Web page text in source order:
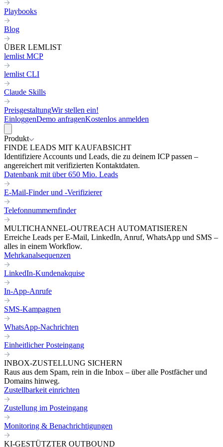
Playbooks
Blog
ÜBER LEMLIST
lemlist MCP
lemlist CLI
Claude Skills
PreisgestaltungWir stellen ein!
EinloggenDemo anfragenKostenlos anmelden
Produkt
FINDE LEADS MIT KAUFABSICHT
Identifiziere Accounts und Leads, die zu deinem ICP passen –
angereichert mit verifizierten Kontaktdaten.
Datenbank mit über 650 Mio. Leads
E-Mail-Finder und -Verifizierer
Telefonnummernfinder
MULTICHANNEL-OUTREACH AUTOMATISIEREN
Erreiche Leads per E-Mail, LinkedIn, Anruf, WhatsApp und SMS –
alles in einem Workflow.
Mehrkanalsequenzen
LinkedIn-Kundenakquise
In-App-Anrufe
SMS-Kampagnen
WhatsApp-Nachrichten
Einheitlicher Posteingang
INBOX-ZUSTELLUNG SICHERN
Raus aus dem Spam, rein in die Inbox – über alle Postfächer und
Domains hinweg.
Zustellbarkeit einrichten
Zustellung im Posteingang
Monitoring & Benachrichtigungen
KI-GESTÜTZTER OUTBOUND